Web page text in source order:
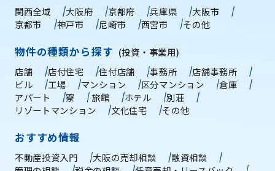
関西全域 大阪府 京都府 兵庫県
大阪市
京都市
神戸市 尼崎市 西宮市 その他
物件の種類から探す (投資・事業用)
店舗
店付住宅 住付店舗 事務所
店舗事務所
ビル
工場 マンション 区分マンション
倉庫
アパート
寮 旅館 ホテル
別荘
リゾートマンション
文化住宅 その他
おすすめ情報
不動産投資入門 大阪の売却相談
融資相談